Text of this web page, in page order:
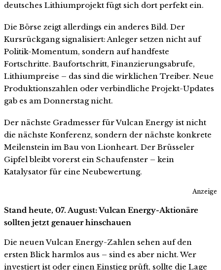
deutsches Lithiumprojekt fügt sich dort perfekt ein.
Die Börse zeigt allerdings ein anderes Bild. Der
Kursrückgang signalisiert: Anleger setzen nicht auf
Politik-Momentum, sondern auf handfeste
Fortschritte. Baufortschritt, Finanzierungsabrufe,
Lithiumpreise – das sind die wirklichen Treiber. Neue
Produktionszahlen oder verbindliche Projekt-Updates
gab es am Donnerstag nicht.
Der nächste Gradmesser für Vulcan Energy ist nicht
die nächste Konferenz, sondern der nächste konkrete
Meilenstein im Bau von Lionheart. Der Brüsseler
Gipfel bleibt vorerst ein Schaufenster – kein
Katalysator für eine Neubewertung.
Anzeige
Stand heute, 07. August: Vulcan Energy-Aktionäre
sollten jetzt genauer hinschauen
Die neuen Vulcan Energy-Zahlen sehen auf den
ersten Blick harmlos aus – sind es aber nicht. Wer
investiert ist oder einen Einstieg prüft, sollte die Lage